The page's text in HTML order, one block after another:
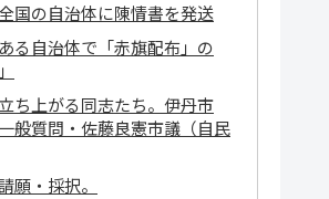
国の自治体に陳情書を発送
る自治体で「赤旗配布」の
ち上がる同志たち。伊丹市
般質問・佐藤良憲市議（自民
願・採択。